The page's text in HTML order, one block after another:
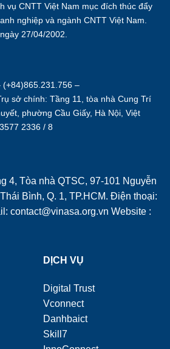
vụ CNTT Việt Nam mục đích thúc đẩy
nghiệp và ngành CNTT Việt Nam.
27/04/2002.
–
sở chính: Tầng 11, tòa nhà Cung Trí
phường Cầu Giấy, Hà Nội, Việt
2336 / 8
4, Tòa nhà QTSC, 97-101 Nguyễn
Bình, Q. 1, TP.HCM. Điện thoại:
contact@vinasa.org.vn Website :
DỊCH VỤ
Digital Trust
Vconnect
Danhbaict
Skill7